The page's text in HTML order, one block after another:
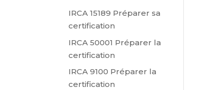
IRCA 15189 Préparer sa
certification
IRCA 50001 Préparer la
certification
IRCA 9100 Préparer la
certification